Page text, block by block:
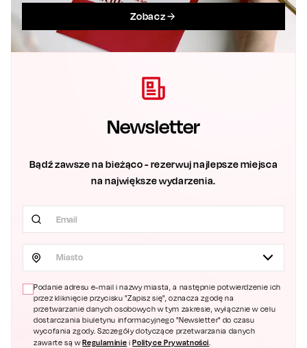
Zobacz
Newsletter
Bądź zawsze na bieżąco - rezerwuj najlepsze miejsca
na największe wydarzenia.
Miasto
Podanie adresu e-mail i nazwy miasta, a następnie potwierdzenie ich
przez kliknięcie przycisku "Zapisz się", oznacza zgodę na
przetwarzanie danych osobowych w tym zakresie, wyłącznie w celu
dostarczania biuletynu informacyjnego "Newsletter" do czasu
wycofania zgody. Szczegóły dotyczące przetwarzania danych
zawarte są wRegulaminie iPolityce Prywatności.